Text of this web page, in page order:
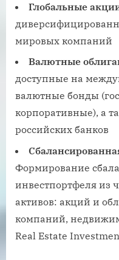
Глобальные
мировых компаний
Валютные
доступные на
валютные бонды
корпоративные), а
российских банков
Формирование
инвестпортфеля из
активов: акций и
компаний,
Real Estate